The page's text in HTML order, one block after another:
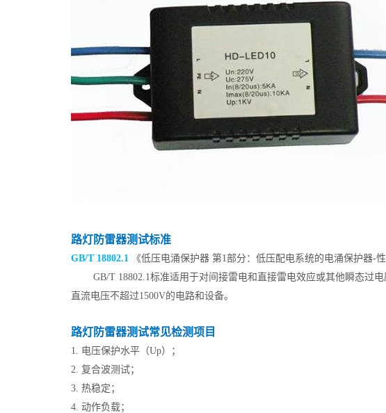
路灯防雷器测试标准
GB/T 18802.1 《低压电涌保护器 第1部分：低压配电系统的电涌保护器-
GB/T 18802.1标准适用于对间接雷电和直接雷电效应或其他瞬态过
直流电压不超过1500V的电路和设备。
路灯防雷器测试常见检测项目
1. 电压保护水平（Up）；
2. 复合波测试；
3. 热稳定；
4. 动作负载；